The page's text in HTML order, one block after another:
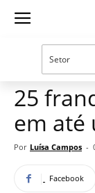
Guia
Oportunidades e
25
em até
Por Luísa Campos -
Facebook